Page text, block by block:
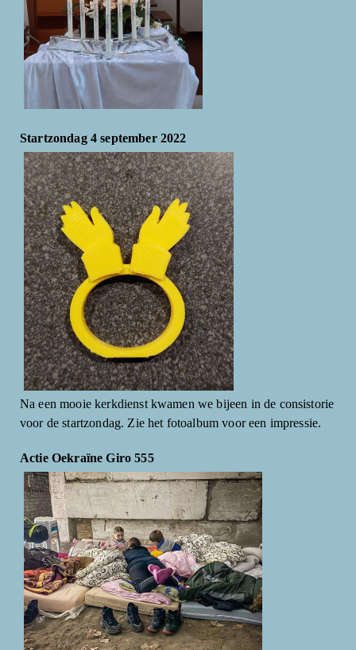
Startzondag 4 september 2022
Na een mooie kerkdienst kwamen we bijeen in de consistorie
voor de startzondag. Zie het fotoalbum voor een impressie.
Actie Oekraïne Giro 555